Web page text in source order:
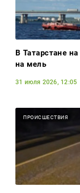
В Татарстане
на мель
31 июля 2026, 12:05
ПРОИСШЕСТВИЯ